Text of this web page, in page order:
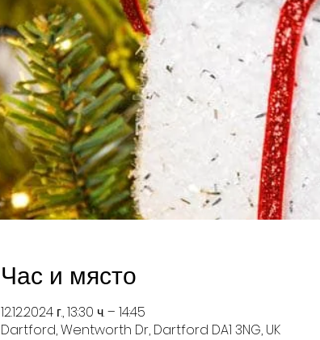
Час и място
12.12.2024 г., 13:30 ч. – 14:45
Dartford, Wentworth Dr, Dartford DA1 3NG, UK